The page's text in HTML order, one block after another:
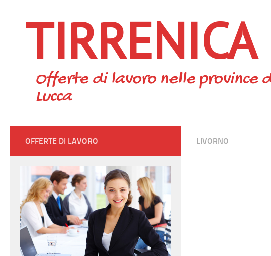
Offerte di lavoro nelle province
Lucca
LIVORNO
OFFERTE DI LAVORO